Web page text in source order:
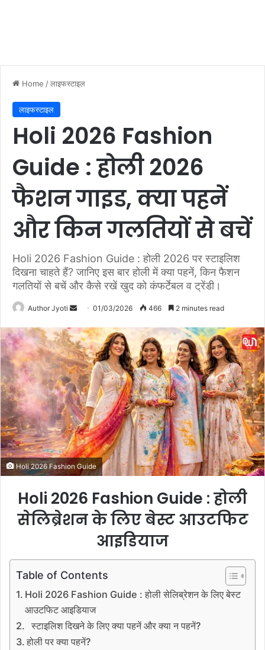
Home /लाइफस्टाइल
लाइफस्टाइल
Holi 2026 Fashion
Guide : होली 2026
फैशन गाइड, क्या पहनें
और किन गलतियों से बचें
Holi 2026 Fashion Guide : होली 2026 पर स्टाइलिश
दिखना चाहते हैं? जानिए इस बार होली में क्या पहनें, किन फैशन
गलतियों से बचें और कैसे रखें खुद को कंफर्टेबल व ट्रेंडी।
Author Jyoti
n
d
a
n
e
m
a
i
l
01/03/2026 466 2 minutes read
Holi 2026 Fashion Guide
Holi 2026 Fashion Guide : होली
सेलिब्रेशन के लिए बेस्ट आउटफिट
आइडियाज
Table of Contents
Holi 2026 Fashion Guide : होली सेलिब्रेशन के लिए बेस्ट
आउटफिट आइडियाज
स्टाइलिश दिखने के लिए क्या पहनें और क्या न पहनें?
होली पर क्या पहनें?